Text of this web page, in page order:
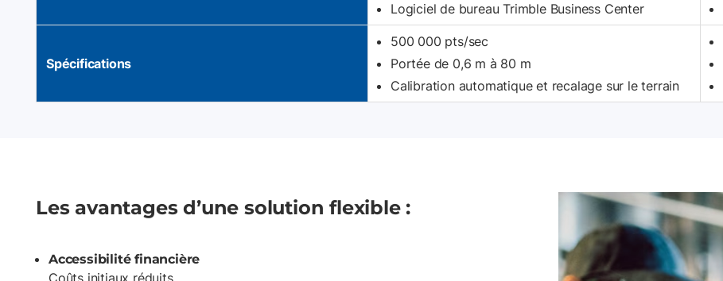
Logiciel de bureau Trimble Business Center
Spécifications
500 000 pts/sec
Portée de 0,6 m à 80 m
Calibration automatique et recalage sur le terrain
Les avantages d’une solution flexible :
Accessibilité financière
Coûts initiaux réduits